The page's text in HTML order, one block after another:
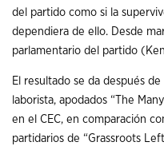
del partido como si la
dependiera de ello. Desde
parlamentario del partido
El resultado se da después
laborista, apodados “The
en el CEC, en comparación
partidarios de “Grassroots